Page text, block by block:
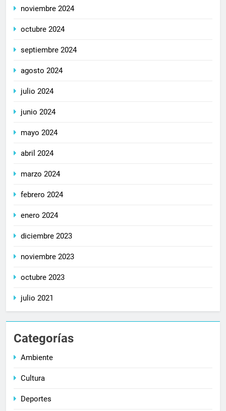
noviembre 2024
octubre 2024
septiembre 2024
agosto 2024
julio 2024
junio 2024
mayo 2024
abril 2024
marzo 2024
febrero 2024
enero 2024
diciembre 2023
noviembre 2023
octubre 2023
julio 2021
Categorías
Ambiente
Cultura
Deportes